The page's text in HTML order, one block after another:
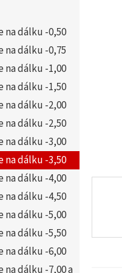
dálku -0,50
dálku -0,75
dálku -1,00
dálku -1,50
dálku -2,00
dálku -2,50
dálku -3,00
dálku -3,50
dálku -4,00
dálku -4,50
dálku -5,00
dálku -5,50
dálku -6,00
dálku -7,00 a